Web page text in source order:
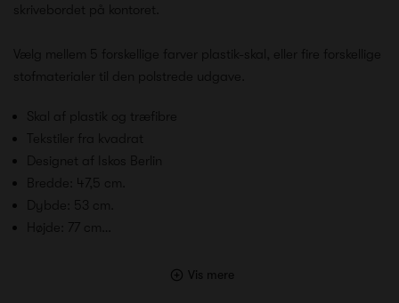
skrivebordet på kontoret.
Vælg mellem 5 forskellige farver plastik-skal, eller fire forskellige
stofmaterialer til den polstrede udgave.
Skal af plastik og træfibre
Tekstiler fra kvadrat
Designet af Iskos Berlin
Bredde: 47,5 cm.
Dybde: 53 cm.
Højde: 77 cm…
Vis mere